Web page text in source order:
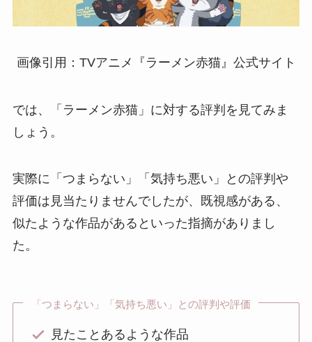
画像引用：TVアニメ『ラーメン赤猫』公式サイト
では、「ラーメン赤猫」に対する評判を見てみま
しょう。
実際に「つまらない」「気持ち悪い」との評判や
評価は見当たりませんでしたが、既視感がある、
似たような作品があるといった指摘がありまし
た。
「つまらない」「気持ち悪い」との評判や評価
見たことあるような作品